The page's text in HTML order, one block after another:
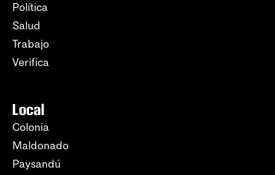
Política
Salud
Trabajo
Verifica
Local
Colonia
Maldonado
Paysandú